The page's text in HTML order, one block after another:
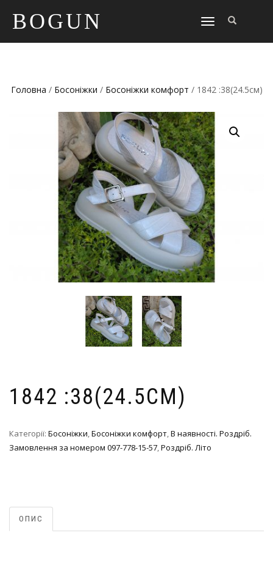
BOGUN
TOGGLE
Головна / Босоніжки / Босоніжки комфорт / 1842 :38(24.5см)
1842 :38(24.5СМ)
Категорії: Босоніжки,Босоніжки комфорт,В наявності. Роздріб.
Замовлення за номером 097-778-15-57,Роздріб. Літо
ОПИС